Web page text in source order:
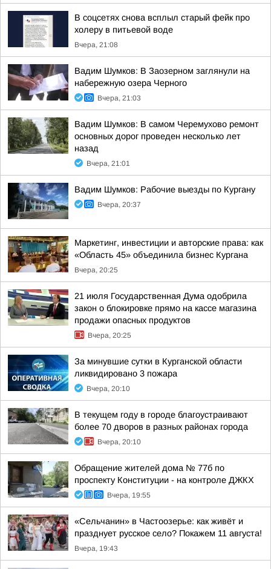
В соцсетях снова всплыл старый фейк про
холеру в питьевой воде
Вчера, 21:08
Вадим Шумков: В Заозерном заглянули на
набережную озера Черного
Вчера, 21:03
Вадим Шумков: В самом Черемухово ремонт
основных дорог проведен несколько лет
назад
Вчера, 21:01
Вадим Шумков: Рабочие выезды по Кургану
Вчера, 20:37
Маркетинг, инвестиции и авторские права: как
«Область 45» объединила бизнес Кургана
Вчера, 20:25
21 июля Государственная Дума одобрила
закон о блокировке прямо на кассе магазина
продажи опасных продуктов
Вчера, 20:25
За минувшие сутки в Курганской области
ликвидировано 3 пожара
Вчера, 20:10
В текущем году в городе благоустраивают
более 70 дворов в разных районах города
Вчера, 20:10
Обращение жителей дома № 77б по
проспекту Конституции - на контроле ДЖКХ
Вчера, 19:55
«Сельчанин» в Частоозерье: как живёт и
празднует русское село? Покажем 11 августа!
Вчера, 19:43